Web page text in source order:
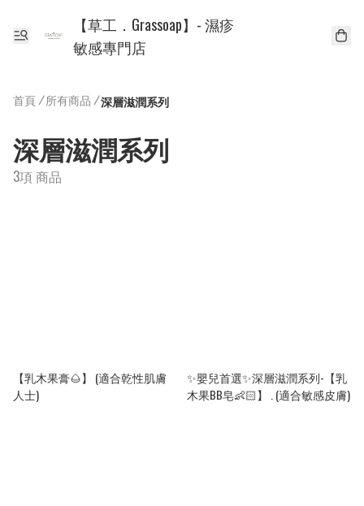
【草工．Grassoap】- 濕疹
敏感專門店
首頁/所有商品 /深層滋潤系列
深層滋潤系列
3項 商品
【乳木果膏🌰】 (適合乾性肌膚
人士)
✨嬰兒首選✨深層滋潤系列-【乳
木果BB皂👶🏻】 . (適合敏感皮膚)